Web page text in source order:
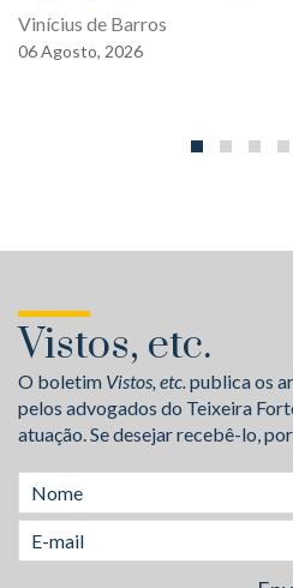
Vinícius de Barros
06Agosto, 2026
Vistos, etc.
O boletim Vistos, etc.publica os
pelos advogados do Teixeira
atuação. Se desejar recebê-lo,